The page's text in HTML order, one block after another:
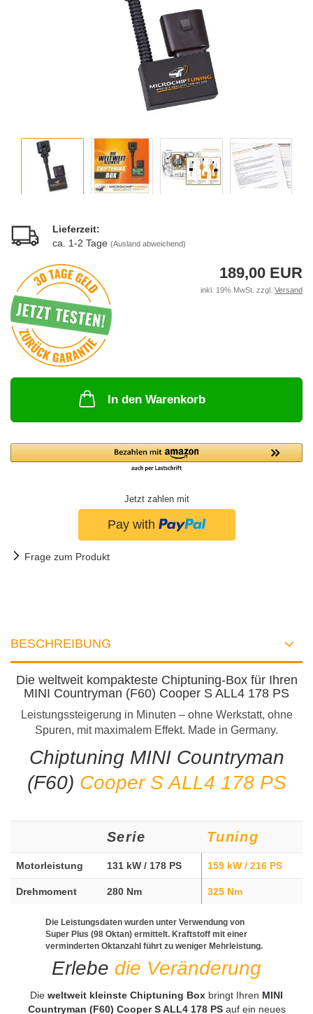
Lieferzeit:
ca. 1-2 Tage (Ausland abweichend)
189,00 EUR
inkl. 19% MwSt. zzgl. Versand
In den Warenkorb
Jetzt zahlen mit
Frage zum Produkt
BESCHREIBUNG
Die weltweit kompakteste Chiptuning-Box für Ihren
MINI Countryman (F60) Cooper S ALL4 178 PS
Leistungssteigerung in Minuten – ohne Werkstatt, ohne
Spuren, mit maximalem Effekt. Made in Germany.
Chiptuning MINI Countryman
(F60) Cooper S ALL4 178 PS
Serie Tuning
Motorleistung 131 kW / 178 PS 159 kW / 216 PS
Drehmoment 280 Nm 325 Nm
Die Leistungsdaten wurden unter Verwendung von
Super Plus (98 Oktan) ermittelt. Kraftstoff mit einer
verminderten Oktanzahl führt zu weniger Mehrleistung.
Erlebe die Veränderung
Die weltweit kleinste Chiptuning Box bringt Ihren MINI
Countryman (F60) Cooper S ALL4 178 PSauf ein neues